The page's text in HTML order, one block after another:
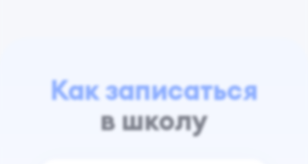
Как записаться
в школу